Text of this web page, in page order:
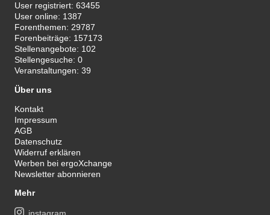
User registriert:63455
User online: 1387
Forenthemen: 29787
Forenbeiträge: 157173
Stellenangebote: 102
Stellengesuche:0
Veranstaltungen:39
Über uns
Kontakt
Impressum
AGB
Datenschutz
Widerruf erklären
Werben bei ergoXchange
Newsletter abonnieren
Mehr